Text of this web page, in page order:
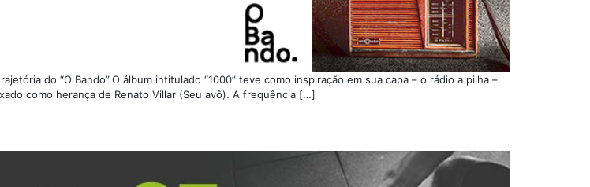
do “O Bando”.O álbum intitulado “1000” teve como inspiração em sua capa – o rádio a pilha –
como herança de Renato Villar (Seu avô). A frequência […]